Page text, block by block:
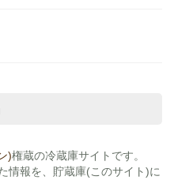
)権蔵の冷蔵庫サイトです。
情報を、貯蔵庫(このサイト)に